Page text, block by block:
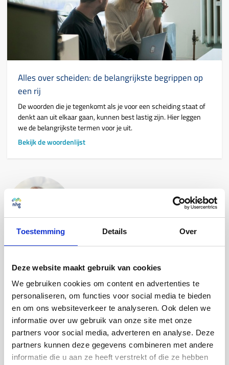
Toestemming Details Over
Deze website maakt gebruik van cookies
We gebruiken cookies om content en advertenties te
personaliseren, om functies voor social media te bieden
en om ons websiteverkeer te analyseren. Ook delen we
informatie over uw gebruik van onze site met onze
partners voor social media, adverteren en analyse. Deze
partners kunnen deze gegevens combineren met andere
informatie die u aan ze heeft verstrekt of die ze hebben
Alles over scheiden: de belangrijkste begrippen op
een rij
De woorden die je tegenkomt als je voor een scheiding staat of
denkt aan uit elkaar gaan, kunnen best lastig zijn. Hier leggen
we de belangrijkste termen voor je uit.
Bekijk de woordenlijst
vertrouwde buurt wilde ik liever niet voor de kinderen. Gelukkig hielp
onze hypotheekadviseur om de hypotheek met NHG passend te
maken. Ik kan daardoor in het huis blijven wonen. Een hele opluchting!
Suzanne, Rotterdam
Zo werkt het vangnet van NHG bij